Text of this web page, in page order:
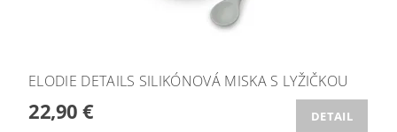
ELODIE DETAILS SILIKÓNOVÁ MISKA S LYŽIČKOU
22,90 € DETAIL